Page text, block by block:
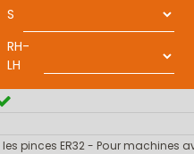
S
RH-
LH
pinces ER32 - Pour machines